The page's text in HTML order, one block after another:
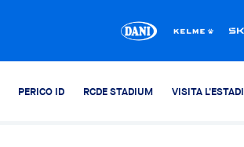
PERICO ID RCDE STADIUM VISITA L'ESTADI